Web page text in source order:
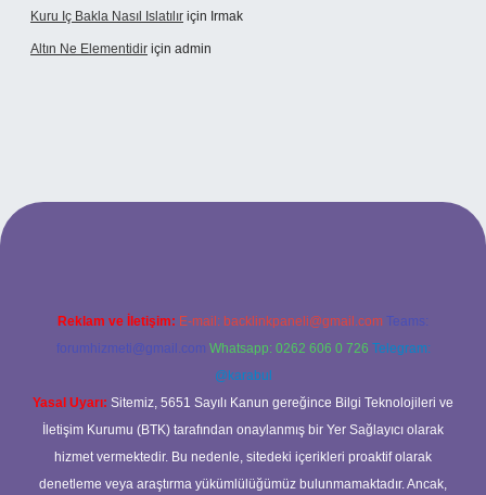
Kuru Iç Bakla Nasıl Islatılır için Irmak
Altın Ne Elementidir için admin
Reklam ve İletişim: E-mail: backlinkpaneli@gmail.com Teams:
forumhizmeti@gmail.com Whatsapp: 0262 606 0 726 Telegram:
@karabul
Yasal Uyarı: Sitemiz, 5651 Sayılı Kanun gereğince Bilgi Teknolojileri ve
İletişim Kurumu (BTK) tarafından onaylanmış bir Yer Sağlayıcı olarak
hizmet vermektedir. Bu nedenle, sitedeki içerikleri proaktif olarak
denetleme veya araştırma yükümlülüğümüz bulunmamaktadır. Ancak,